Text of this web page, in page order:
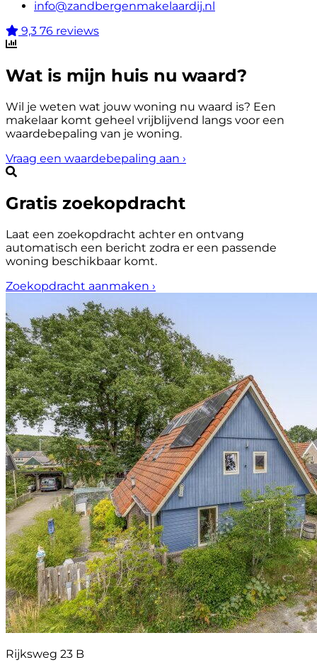
info@zandbergenmakelaardij.nl
9,3 76 reviews
Wat is mijn huis nu waard?
Wil je weten wat jouw woning nu waard is? Een
makelaar komt geheel vrijblijvend langs voor een
waardebepaling van je woning.
Vraag een waardebepaling aan ›
Gratis zoekopdracht
Laat een zoekopdracht achter en ontvang
automatisch een bericht zodra er een passende
woning beschikbaar komt.
Zoekopdracht aanmaken ›
Rijksweg 23 B